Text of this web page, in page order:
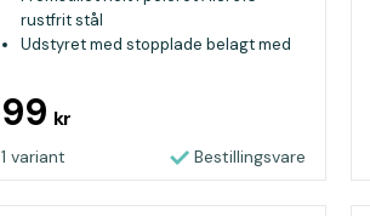
rustfrit stål
Udstyret med stopplade belagt med
99 kr
1 variant Bestillingsvare